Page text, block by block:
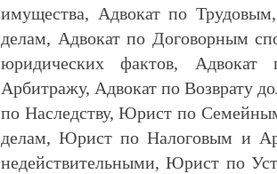
имущества, Адвокат по
делам, Адвокат по Договорным
юридических фактов,
Арбитражу, Адвокат по Возврату
по Наследству, Юрист по
делам, Юрист по Налоговым и
недействительными, Юрист по